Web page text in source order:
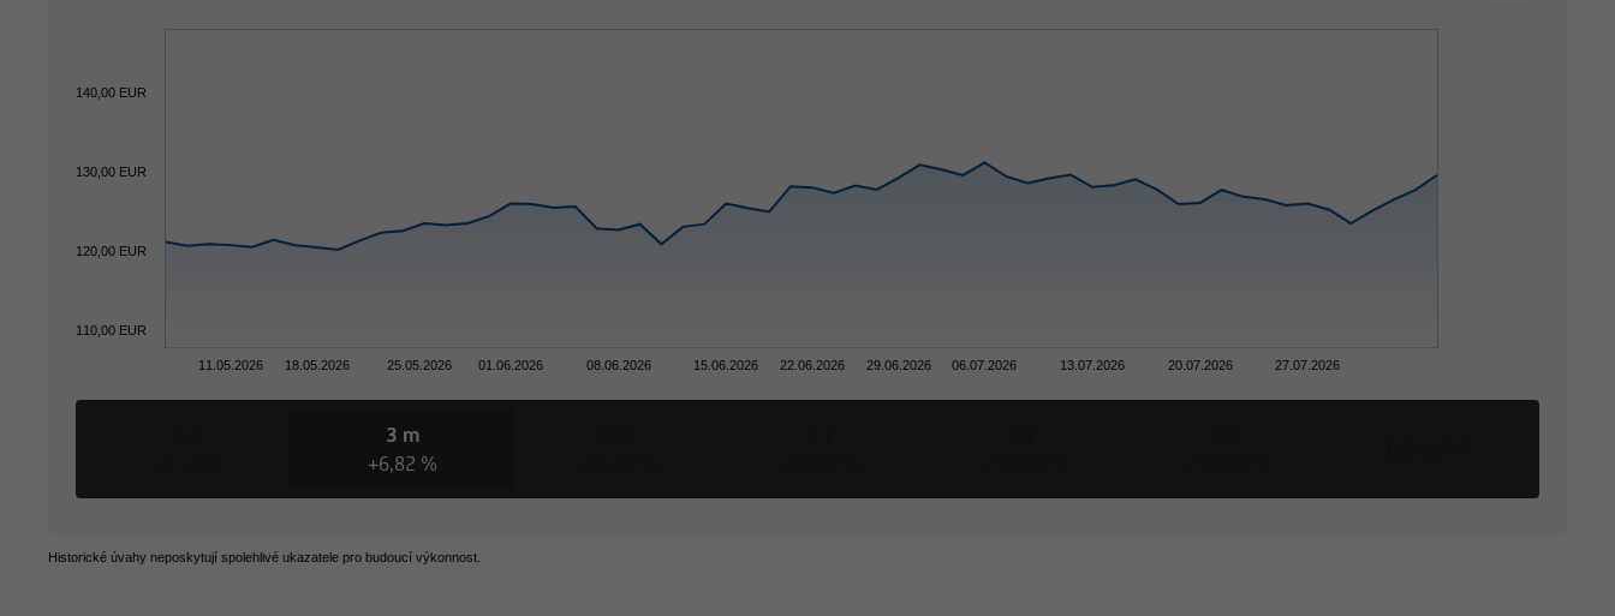
11.05.2026 18.05.2026 25.05.2026 01.06.2026 08.06.2026 15.06.2026 22.06.2026 29.06.2026 06.07.2026 13.07.2026 20.07.2026 27.07.2026
120,00 EUR
140,00 EUR
110,00 EUR
130,00 EUR
3 m
+6,82 %
Historické úvahy neposkytují spolehlivé ukazatele pro budoucí výkonnost.